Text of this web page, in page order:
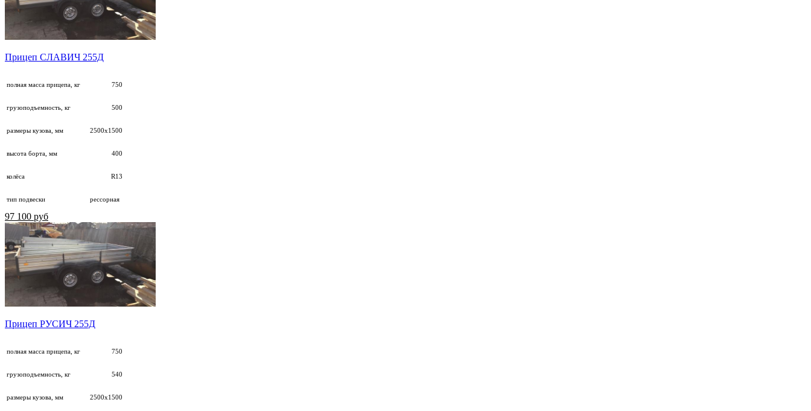
Прицеп СЛАВИЧ 255Д
полная масса прицепа, кг 750
грузоподъемность, кг 500
размеры кузова, мм 2500х1500
высота борта, мм 400
колёса R13
тип подвески рессорная
97 100 руб
Прицеп РУСИЧ 255Д
полная масса прицепа, кг 750
грузоподъемность, кг 540
размеры кузова, мм 2500х1500